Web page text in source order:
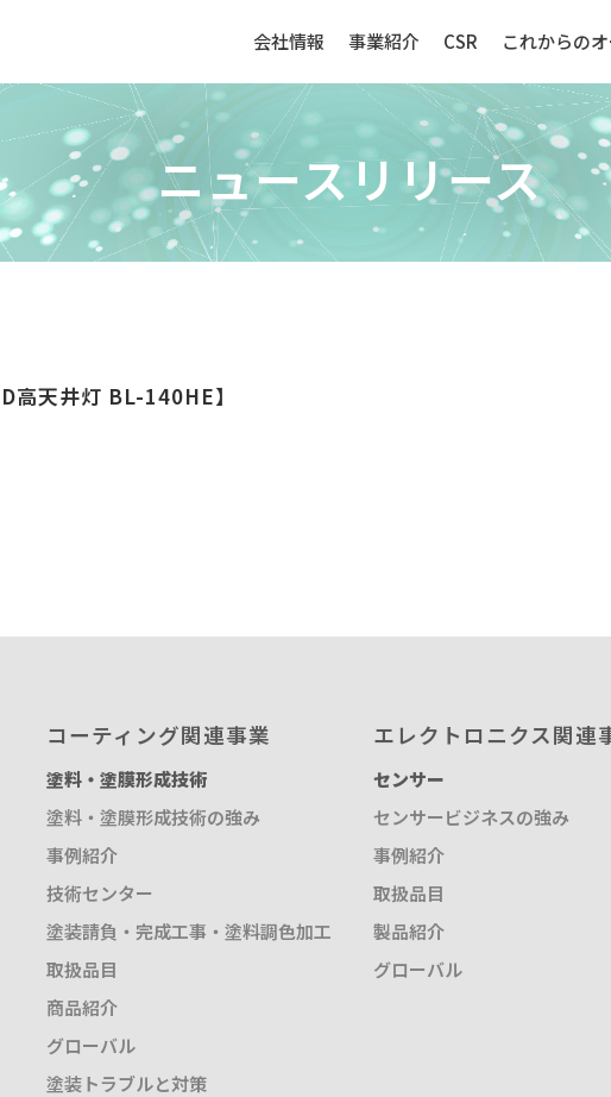
会社情報 事業紹介
技術
ス）の概要
生産財（化成品・物資） センサー
CSR これからの
ニュースリリース
高天井灯 BL-140HE】
コーティング関連事業
塗料・塗膜形成技術
塗料・塗膜形成技術の強み
事例紹介
技術センター
塗装請負・完成工事・塗料調色加工
取扱品目
商品紹介
グローバル
塗装トラブルと対策
エレクトロニクス関連
センサー
センサービジネスの強み
事例紹介
取扱品目
製品紹介
グローバル